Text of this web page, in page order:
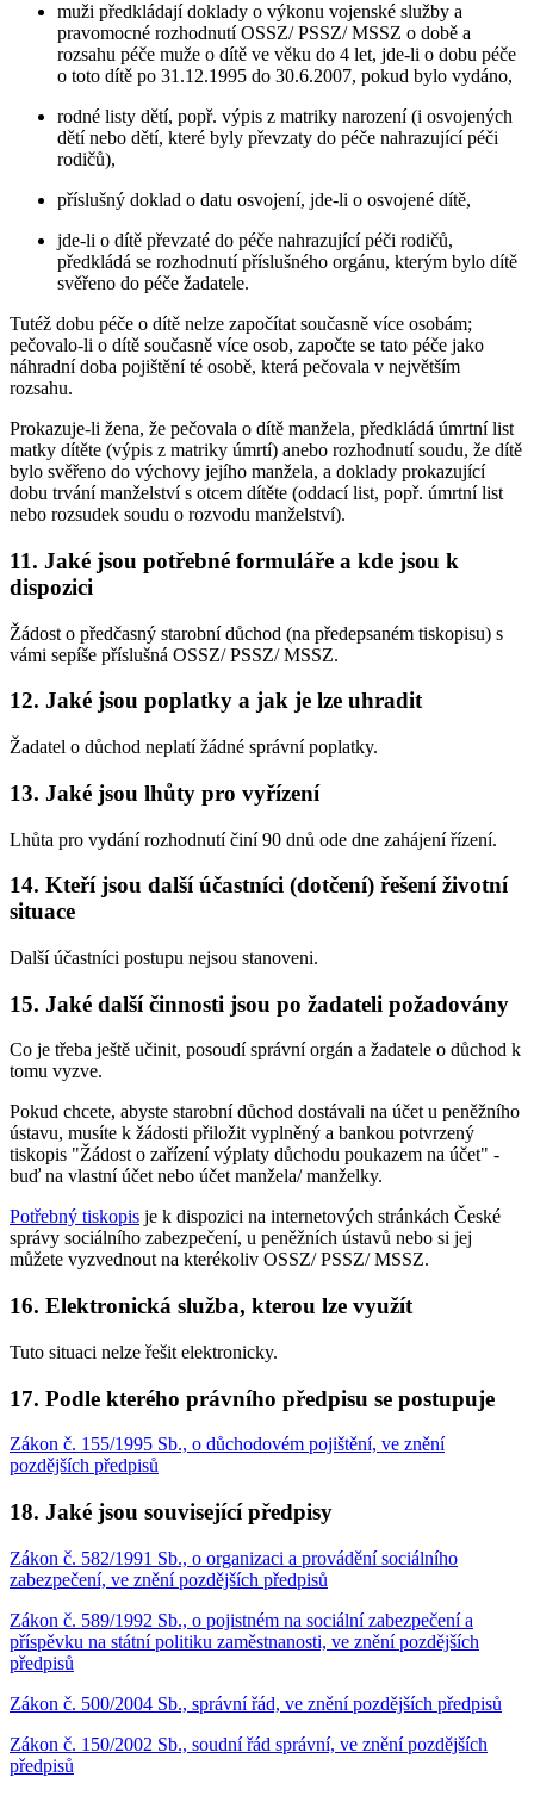
muži předkládají doklady o výkonu vojenské služby a
pravomocné rozhodnutí OSSZ/ PSSZ/ MSSZ o době a
rozsahu péče muže o dítě ve věku do 4 let, jde-li o dobu péče
o toto dítě po 31.12.1995 do 30.6.2007, pokud bylo vydáno,
rodné listy dětí, popř. výpis z matriky narození (i osvojených
dětí nebo dětí, které byly převzaty do péče nahrazující péči
rodičů),
příslušný doklad o datu osvojení, jde-li o osvojené dítě,
jde-li o dítě převzaté do péče nahrazující péči rodičů,
předkládá se rozhodnutí příslušného orgánu, kterým bylo dítě
svěřeno do péče žadatele.
Tutéž dobu péče o dítě nelze započítat současně více osobám;
pečovalo-li o dítě současně více osob, započte se tato péče jako
náhradní doba pojištění té osobě, která pečovala v největším
rozsahu.
Prokazuje-li žena, že pečovala o dítě manžela, předkládá úmrtní list
matky dítěte (výpis z matriky úmrtí) anebo rozhodnutí soudu, že dítě
bylo svěřeno do výchovy jejího manžela, a doklady prokazující
dobu trvání manželství s otcem dítěte (oddací list, popř. úmrtní list
nebo rozsudek soudu o rozvodu manželství).
11. Jaké jsou potřebné formuláře a kde jsou k
dispozici
Žádost o předčasný starobní důchod (na předepsaném tiskopisu) s
vámi sepíše příslušná OSSZ/ PSSZ/ MSSZ.
12. Jaké jsou poplatky a jak je lze uhradit
Žadatel o důchod neplatí žádné správní poplatky.
13. Jaké jsou lhůty pro vyřízení
Lhůta pro vydání rozhodnutí činí 90 dnů ode dne zahájení řízení.
14. Kteří jsou další účastníci (dotčení) řešení životní
situace
Další účastníci postupu nejsou stanoveni.
15. Jaké další činnosti jsou po žadateli požadovány
Co je třeba ještě učinit, posoudí správní orgán a žadatele o důchod k
tomu vyzve.
Pokud chcete, abyste starobní důchod dostávali na účet u peněžního
ústavu, musíte k žádosti přiložit vyplněný a bankou potvrzený
tiskopis "Žádost o zařízení výplaty důchodu poukazem na účet" -
buď na vlastní účet nebo účet manžela/ manželky.
Potřebný tiskopis je k dispozici na internetových stránkách České
správy sociálního zabezpečení, u peněžních ústavů nebo si jej
můžete vyzvednout na kterékoliv OSSZ/ PSSZ/ MSSZ.
16. Elektronická služba, kterou lze využít
Tuto situaci nelze řešit elektronicky.
17. Podle kterého právního předpisu se postupuje
Zákon č. 155/1995 Sb., o důchodovém pojištění, ve znění
pozdějších předpisů
18. Jaké jsou související předpisy
Zákon č. 582/1991 Sb., o organizaci a provádění sociálního
zabezpečení, ve znění pozdějších předpisů
Zákon č. 589/1992 Sb., o pojistném na sociální zabezpečení a
příspěvku na státní politiku zaměstnanosti, ve znění pozdějších
předpisů
Zákon č. 500/2004 Sb., správní řád, ve znění pozdějších předpisů
Zákon č. 150/2002 Sb., soudní řád správní, ve znění pozdějších
předpisů